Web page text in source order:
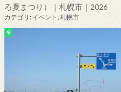
ろ夏まつり）｜札幌市｜2026
カテゴリ:イベント,札幌市